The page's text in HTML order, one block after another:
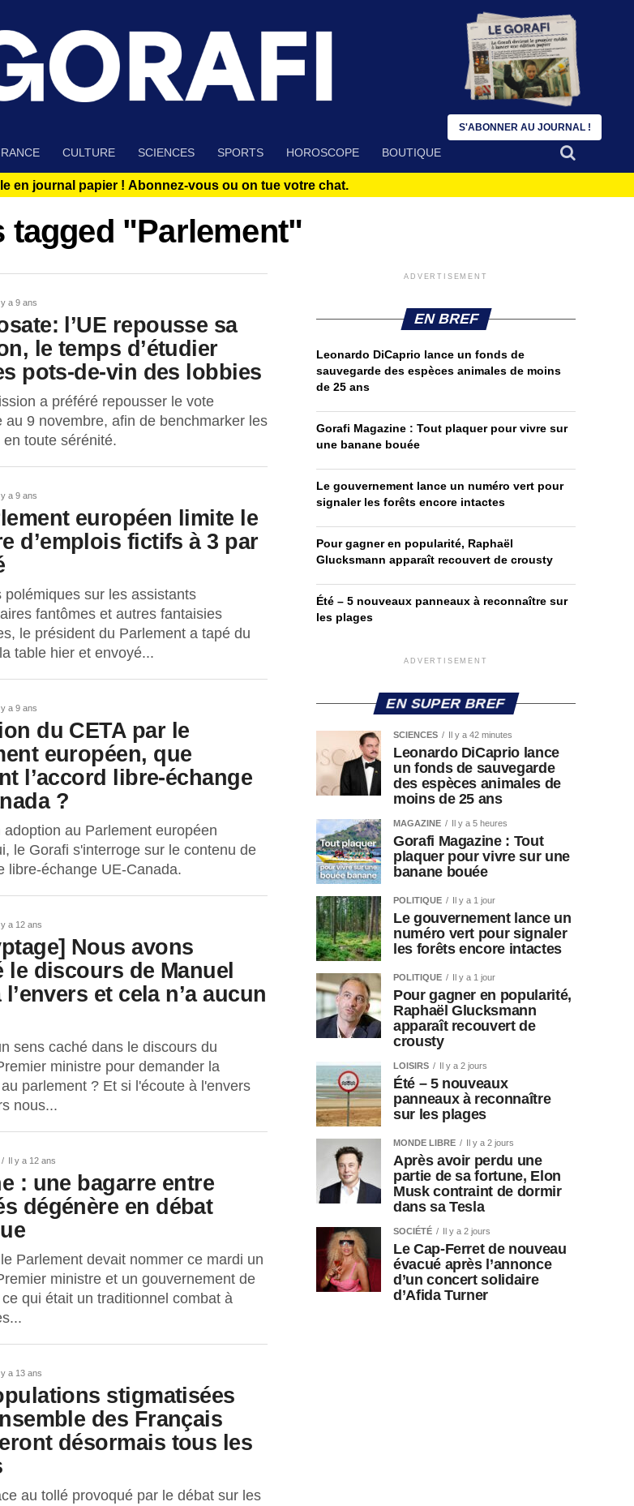
CULTURE SCIENCES SPORTS HOROSCOPE BOUTIQUE
en journal papier ! Abonnez-vous ou on tue votre chat.
tagged "Parlement"
Il y a 9 ans
l’UE repousse sa
le temps d’étudier
pots-de-vin des lobbies
a préféré repousser le vote
au 9 novembre, afin de benchmarker les
en toute sérénité.
Il y a 9 ans
européen limite le
d’emplois fictifs à 3 par
polémiques sur les assistants
fantômes et autres fantaisies
le président du Parlement a tapé du
table hier et envoyé...
Il y a 9 ans
du CETA par le
européen, que
l’accord libre-échange
?
adoption au Parlement européen
le Gorafi s'interroge sur le contenu de
libre-échange UE-Canada.
Il y a 12 ans
Nous avons
le discours de Manuel
l’envers et cela n’a aucun
sens caché dans le discours du
ministre pour demander la
parlement ? Et si l'écoute à l'envers
nous...
Il y a 12 ans
: une bagarre entre
dégénère en débat
Parlement devait nommer ce mardi un
ministre et un gouvernement de
qui était un traditionnel combat à
Il y a 13 ans
stigmatisées
des Français
désormais tous les
au tollé provoqué par le débat sur les
ADVERTISEMENT
EN BREF
Leonardo DiCaprio lance un fonds de
sauvegarde des espèces animales de moins
de 25 ans
Gorafi Magazine : Tout plaquer pour vivre sur
une banane bouée
Le gouvernement lance un numéro vert pour
signaler les forêts encore intactes
Pour gagner en popularité, Raphaël
Glucksmann apparaît recouvert de crousty
Été – 5 nouveaux panneaux à reconnaître sur
les plages
ADVERTISEMENT
EN SUPER BREF
SCIENCES Il y a 42 minutes
Leonardo DiCaprio lance
un fonds de sauvegarde
des espèces animales de
moins de 25 ans
MAGAZINE Il y a 5 heures
Gorafi Magazine : Tout
plaquer pour vivre sur une
banane bouée
POLITIQUE Il y a 1 jour
Le gouvernement lance un
numéro vert pour signaler
les forêts encore intactes
POLITIQUE Il y a 1 jour
Pour gagner en popularité,
Raphaël Glucksmann
apparaît recouvert de
crousty
LOISIRS Il y a 2 jours
Été – 5 nouveaux
panneaux à reconnaître
sur les plages
MONDE LIBRE Il y a 2 jours
Après avoir perdu une
partie de sa fortune, Elon
Musk contraint de dormir
dans sa Tesla
SOCIÉTÉ Il y a 2 jours
Le Cap-Ferret de nouveau
évacué après l’annonce
d’un concert solidaire
d’Afida Turner
S'ABONNER AU JOURNAL !